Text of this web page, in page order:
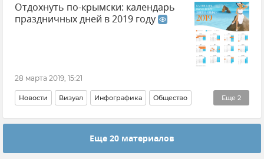
Отдохнуть по-крымски: календарь
праздничных дней в 2019 году
28 марта 2019, 15:21
Еще 2
Новости Визуал Инфографика Общество
Новости Туризм
Еще 20 материалов